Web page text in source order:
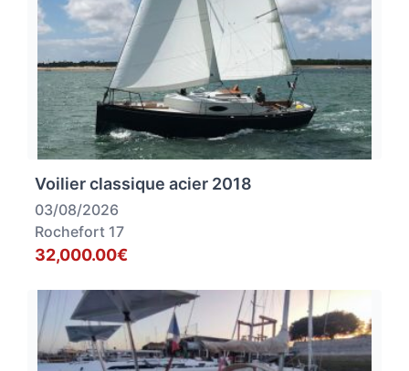
Voilier classique acier 2018
03/08/2026
Rochefort 17
32,000.00€